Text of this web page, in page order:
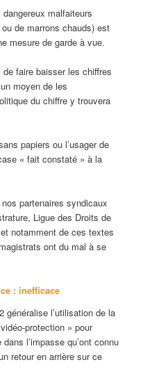
malfaiteurs
de marrons chauds) est
mesure de garde à vue.
faire baisser les chiffres
moyen de les
du chiffre y trouvera
papiers ou l’usager de
« fait constaté » à la
partenaires syndicaux
Ligue des Droits de
notamment de ces textes
ont du mal à se
: inefficace
généralise l’utilisation de la
protection » pour
l’impasse qu’ont connu
retour en arrière sur ce